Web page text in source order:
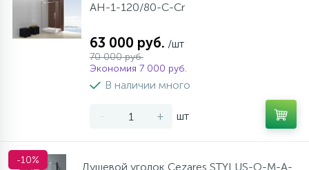
AH-1-120/80-C-Cr
63 000 руб. /шт
70 000 руб.
Экономия 7 000 руб.
В наличии много
- + шт
-10%
Душевой уголок Cezares STYLUS-O-M-A-